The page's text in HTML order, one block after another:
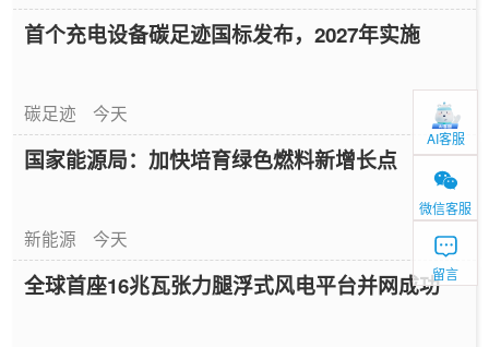
首个充电设备碳足迹国标发布，2027年实施
碳足迹 今天
国家能源局：加快培育绿色燃料新增长点
新能源 今天
全球首座16兆瓦张力腿浮式风电平台并网成功
AI客服
微信客服
留言